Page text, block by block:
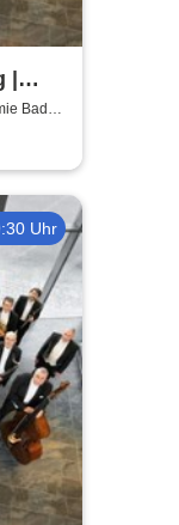
|
Bad
Uhr